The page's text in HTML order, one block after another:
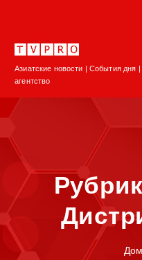
к
Азиатские новости | События дня
агентство